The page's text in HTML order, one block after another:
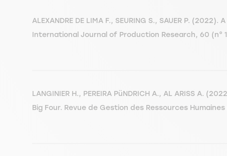
ALEXANDRE DE LIMA F., SEURING S., SAUER P.
International Journal of Production Research, 60 (n°
LANGINIER H., PEREIRA PüNDRICH A., AL ARISS
Big Four. Revue de Gestion des Ressources